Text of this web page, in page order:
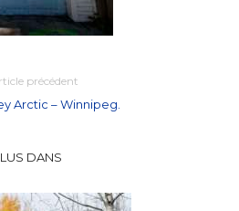
précédent
Arctic – Winnipeg.
DANS